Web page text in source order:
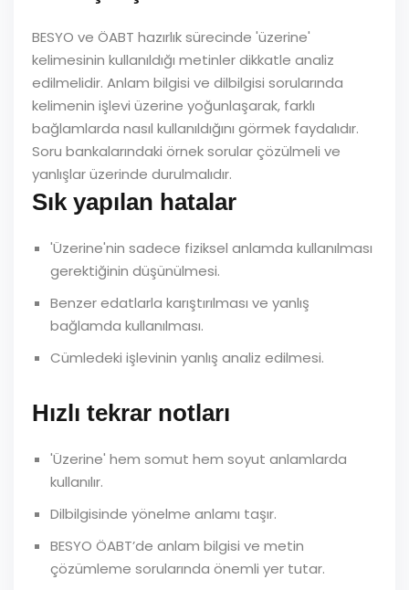
BESYO ve ÖABT hazırlık sürecinde 'üzerine'
kelimesinin kullanıldığı metinler dikkatle analiz
edilmelidir. Anlam bilgisi ve dilbilgisi sorularında
kelimenin işlevi üzerine yoğunlaşarak, farklı
bağlamlarda nasıl kullanıldığını görmek faydalıdır.
Soru bankalarındaki örnek sorular çözülmeli ve
yanlışlar üzerinde durulmalıdır.
Sık yapılan hatalar
'Üzerine'nin sadece fiziksel anlamda kullanılması
gerektiğinin düşünülmesi.
Benzer edatlarla karıştırılması ve yanlış
bağlamda kullanılması.
Cümledeki işlevinin yanlış analiz edilmesi.
Hızlı tekrar notları
'Üzerine' hem somut hem soyut anlamlarda
kullanılır.
Dilbilgisinde yönelme anlamı taşır.
BESYO ÖABT’de anlam bilgisi ve metin
çözümleme sorularında önemli yer tutar.